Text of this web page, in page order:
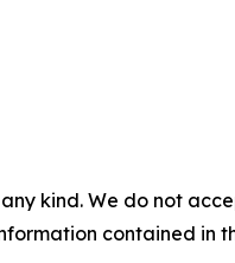
kind. We do not
contained in